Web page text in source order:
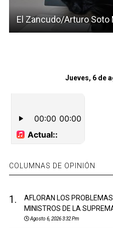
El Zancudo/Arturo Soto
Jueves, 6 de
COLUMNAS DE OPINIÓN
1.
AFLORAN LOS
MINISTROS DE LA
Agosto 6, 2026 3:32 Pm